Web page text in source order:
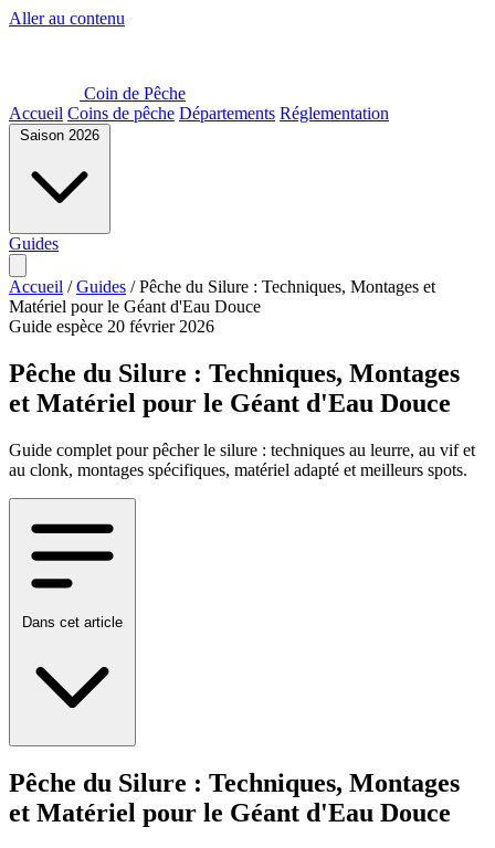
Aller au contenu
Coin de Pêche
Accueil Coins de pêche Départements Réglementation
Saison 2026
Guides
Accueil / Guides / Pêche du Silure : Techniques, Montages et
Matériel pour le Géant d'Eau Douce
Guide espèce 20 février 2026
Pêche du Silure : Techniques, Montages
et Matériel pour le Géant d'Eau Douce
Guide complet pour pêcher le silure : techniques au leurre, au vif et
au clonk, montages spécifiques, matériel adapté et meilleurs spots.
Dans cet article
Pêche du Silure : Techniques, Montages
et Matériel pour le Géant d'Eau Douce